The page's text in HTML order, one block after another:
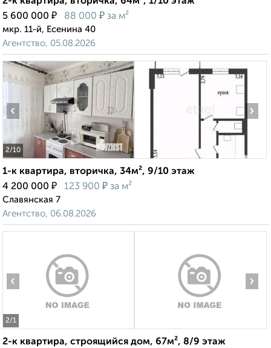
5 600 000 ₽ 88 000 ₽ за м²
мкр. 11-й, Есенина 40
Агентство, 05.08.2026
2/10
‹ ›
1-к квартира, вторичка, 34м², 9/10 этаж
4 200 000 ₽ 123 900 ₽ за м²
Славянская 7
Агентство, 06.08.2026
2/1
‹ ›
2-к квартира, строящийся дом, 67м², 8/9 этаж